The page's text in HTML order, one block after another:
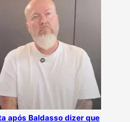
após Baldasso dizer que